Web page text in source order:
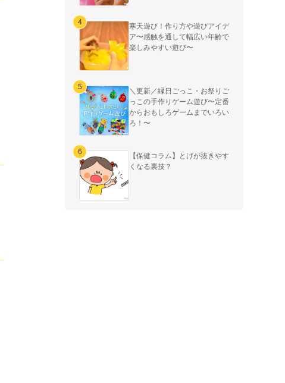
寒天遊び！作り方や遊びアイデ
ア〜感触を通して幅広い年齢で
楽しみやすい遊び〜
＼更新／縁日ごっこ・お祭りご
っこの手作りゲーム遊び〜定番
からおもしろゲームまでいろい
ろ！〜
【保健コラム】とげが抜きやす
くなる裏技？